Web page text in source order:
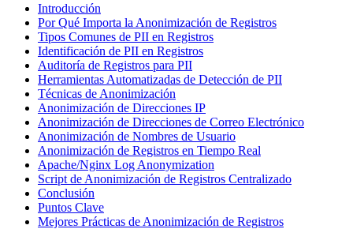
Introducción
Por Qué Importa la Anonimización de Registros
Tipos Comunes de PII en Registros
Identificación de PII en Registros
Auditoría de Registros para PII
Herramientas Automatizadas de Detección de PII
Técnicas de Anonimización
Anonimización de Direcciones IP
Anonimización de Direcciones de Correo Electrónico
Anonimización de Nombres de Usuario
Anonimización de Registros en Tiempo Real
Apache/Nginx Log Anonymization
Script de Anonimización de Registros Centralizado
Conclusión
Puntos Clave
Mejores Prácticas de Anonimización de Registros